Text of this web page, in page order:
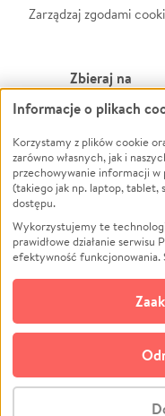
Zarządzaj zgodami
Zbieraj na
Leczenie
Zwierzęta
Pożar
Ukraina
Pomoc Finansowa
Projekty
Pogrzeb
Społeczność lokalna
Kultura
©
Informacje o plikach
Korzystamy z plików cookie
zarówno własnych, jak i
przechowywanie informacji w
(takiego jak np. laptop, tablet,
dostępu.
Wykorzystujemy te
prawidłowe działanie
efektywność funkcjonowania.
technologii do celów
zgodę na ich stosowanie lub
możliwość zmiany swoich
do której link znajdziesz w
cookie wykorzystywane są w
działanie serwisu